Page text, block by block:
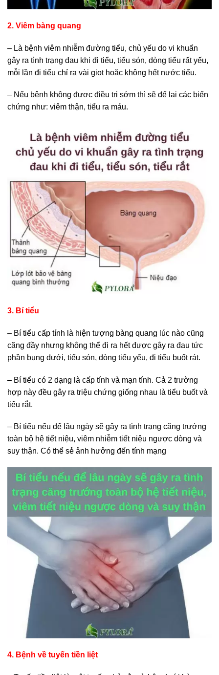
2. Viêm bàng quang
– Là bệnh viêm nhiễm đường tiểu, chủ yếu do vi khuẩn
gây ra tình trạng đau khi đi tiểu, tiểu són, dòng tiểu rất yếu,
mỗi lần đi tiểu chỉ ra vài giọt hoặc không hết nước tiểu.
– Nếu bệnh không được điều trị sớm thì sẽ để lại các biến
chứng như: viêm thận, tiểu ra máu.
3. Bí tiểu
– Bí tiểu cấp tính là hiện tượng bàng quang lúc nào cũng
căng đầy nhưng không thể đi ra hết được gây ra đau tức
phần bụng dưới, tiểu són, dòng tiểu yếu, đi tiểu buốt rát.
– Bí tiểu có 2 dạng là cấp tính và mạn tính. Cả 2 trường
hợp này đều gây ra triệu chứng giống nhau là tiểu buốt và
tiểu rắt.
– Bí tiểu nếu để lâu ngày sẽ gây ra tình trạng căng trướng
toàn bộ hệ tiết niệu, viêm nhiễm tiết niệu ngược dòng và
suy thận. Có thể sẻ ảnh hưởng đến tính mạng
4. Bệnh về tuyến tiền liệt